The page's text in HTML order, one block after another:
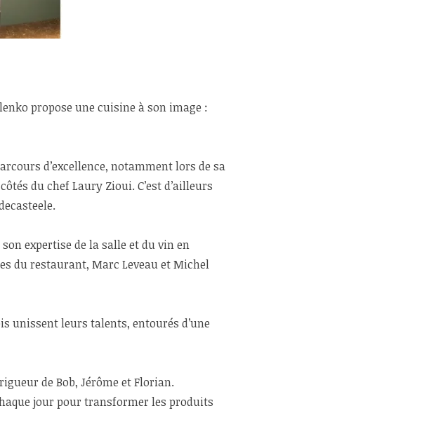
propose une cuisine à son image :
d’excellence, notamment lors de sa
du chef Laury Zioui. C’est d’ailleurs
expertise de la salle et du vin en
du restaurant, Marc Leveau et Michel
unissent leurs talents, entourés d’une
de Bob, Jérôme et Florian.
jour pour transformer les produits